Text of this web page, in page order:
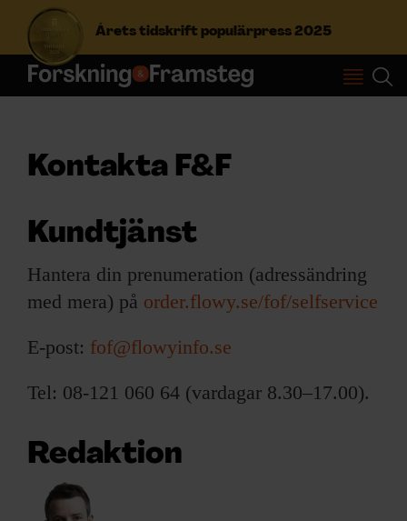
Årets tidskrift populärpress 2025
S
e
f
r
Logga in
NYHETSBREV
ÄMNEN
LYSSNA/PODD
EVENEMANG & RESOR
Kontakta F&F
Kundtjänst
Hantera din prenumeration (adressändring
med mera) på order.flowy.se/fof/selfservice
E-post: fof@flowyinfo.se
Tel: 08-121 060 64 (vardagar 8.30–17.00).
Redaktion